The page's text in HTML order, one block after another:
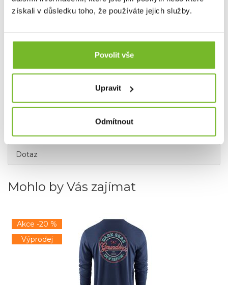
získali v důsledku toho, že používáte jejich služby.
Povolit vše
Upravit
Odmítnout
Dotaz
Mohlo by Vás zajímat
Akce -20 %
Výprodej